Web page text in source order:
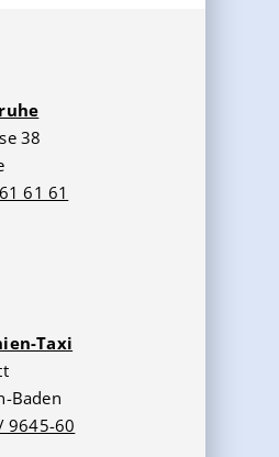
38
61 61
Taxi
Baden
9645-60